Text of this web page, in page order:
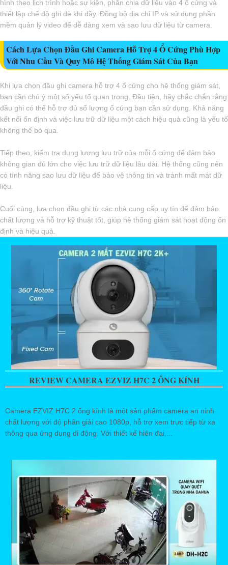
hình theo lịch trình hoặc sự kiện, phân chia dữ liệu vào 4 ổ cứng và
thiết lập chế độ ghi đè khi đầy. Đồng bộ địa chỉ IP và sử dụng phần
mềm quản lý video để dễ dàng xem và sao lưu dữ liệu từ camera.
Cách Lựa Chọn Đầu Ghi Camera Hỗ Trợ 4 Ổ Cứng Phù Hợp
Với Nhu Cầu Và Quy Mô Hệ Thống Giám Sát Của Bạn
Khi lựa chọn đầu ghi camera hỗ trợ 4 ổ cứng cho hệ thống giám sát,
bạn cần chú ý một số yếu tố quan trọng. Đầu tiên, hãy chắc chắn rằng
đầu ghi có thể hỗ trợ đủ số lượng ổ cứng bạn cần sử dụng. Khả năng
kết nối ổn định và việc lưu trữ dữ liệu một cách hiệu quả cũng là yếu tố
không thể bỏ qua.
Tiếp theo, kiểm tra dung lượng lưu trữ của mỗi ổ cứng để đảm bảo
không gian đủ lớn cho việc lưu trữ dữ liệu lâu dài. Hệ thống cũng nên
có tính năng sao lưu dữ liệu để bảo vệ thông tin và tránh mất mát dữ
liệu.
Cuối cùng, lựa chọn đầu ghi từ các nhà cung cấp uy tín để đảm bảo
chất lượng và hỗ trợ kỹ thuật tốt, giúp hệ thống giám sát hoạt động ổn
định và hiệu quả.
REVIEW CAMERA EZVIZ H7C 2 ỐNG KÍNH
Camera EZVIZ H7C 2 ống kính là một sản phẩm camera an ninh
chất lượng với độ phân giải cao 1080p, hỗ trợ xem trực tiếp từ xa
thông qua ứng dụng di động. Với thiết kế hiện đại,...